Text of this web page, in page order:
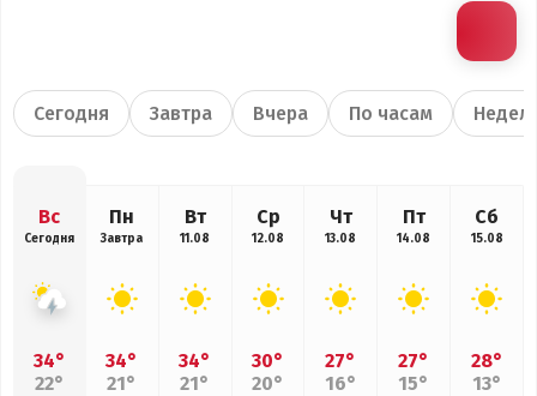
Сегодня Завтра Вчера По часам
Вс
Сегодня
34°
22°
Пн
Завтра
34°
21°
Вт
11.08
34°
21°
Ср
12.08
30°
20°
Чт
13.08
27°
16°
Пт
14.08
27°
15°
Сб
15.08
28°
13°